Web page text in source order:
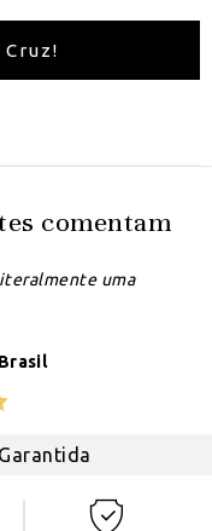
comentam
uma